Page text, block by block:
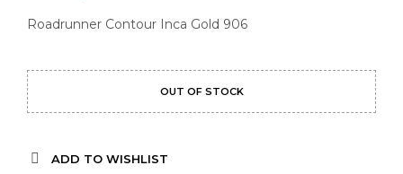
Roadrunner Contour Inca Gold 906
OUT OF STOCK
ADD TO WISHLIST